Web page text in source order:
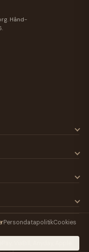
Hånd-
PersondatapolitikCookies